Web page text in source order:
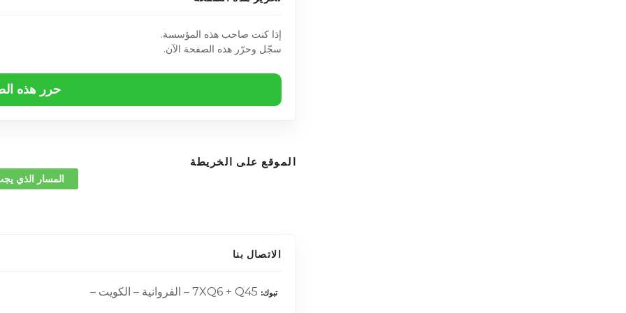
إذا كنت صاحب هذه المؤسسة.
سجّل وحرّر هذه الصفحة الآن.
حرر هذه
الموقع على الخريطة
المسار الذي
الاتصال بنا
تبوك 7XQ6 + Q45 – الفروانية – الكويت –